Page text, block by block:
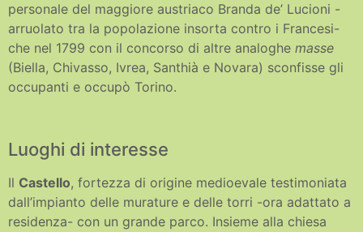
personale del maggiore austriaco Branda de’ Lucioni -
arruolato tra la popolazione insorta contro i Francesi-
che nel 1799 con il concorso di altre analoghe masse
(Biella, Chivasso, Ivrea, Santhià e Novara) sconfisse gli
occupanti e occupò Torino.
Luoghi di interesse
Il Castello, fortezza di origine medioevale testimoniata
dall’impianto delle murature e delle torri -ora adattato a
residenza- con un grande parco. Insieme alla chiesa